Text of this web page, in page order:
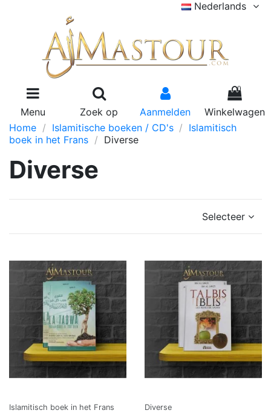
Nederlands
Menu Zoek op Aanmelden
0
Winkelwagen
Home
Islamitische boeken / CD's
Islamitisch
boek in het Frans
Diverse
Diverse
Selecteer
Islamitisch boek in het Frans Diverse